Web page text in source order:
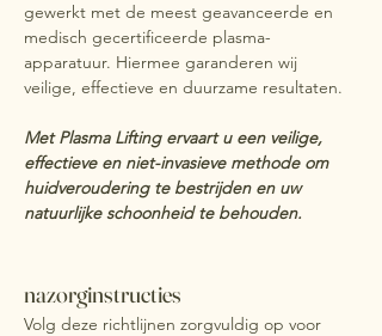
gewerkt met de meest geavanceerde en
medisch gecertificeerde plasma-
apparatuur. Hiermee garanderen wij
veilige, effectieve en duurzame resultaten.
Met Plasma Lifting ervaart u een veilige,
effectieve en niet-invasieve methode om
huidveroudering te bestrijden en uw
natuurlijke schoonheid te behouden.
nazorginstructies
Volg deze richtlijnen zorgvuldig op voor